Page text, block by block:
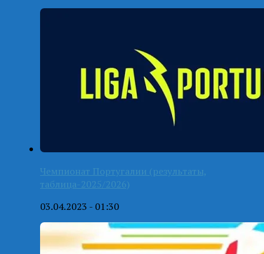
Чемпионат Португалии (результаты,
таблица-2025/2026)
03.04.2023 - 01:30